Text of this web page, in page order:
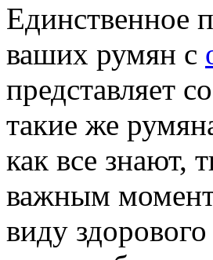
Единственное
ваших румян с
представляет
такие же
как все знают,
важным
виду